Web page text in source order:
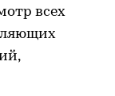
всех